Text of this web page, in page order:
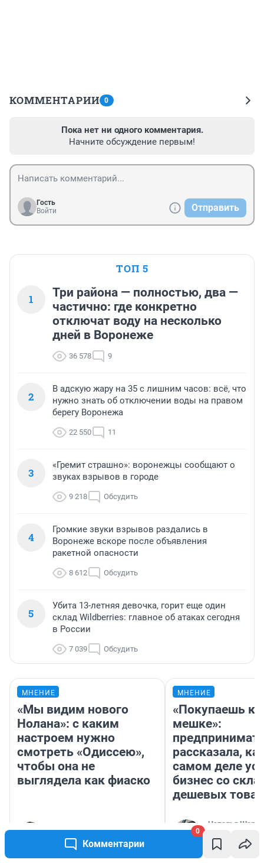
Комментарии
0
КОММЕНТАРИИ 0
Пока нет ни одного комментария.
Начните обсуждение первым!
Гость
Войти
Отправить
ТОП 5
1
Три района — полностью, два —
частично: где конкретно
отключат воду на несколько
дней в Воронеже
36 578 9
2
В адскую жару на 35 с лишним часов: всё, что
нужно знать об отключении воды на правом
берегу Воронежа
22 550 11
3
«Гремит страшно»: воронежцы сообщают о
звуках взрывов в городе
9 218 Обсудить
4
Громкие звуки взрывов раздались в
Воронеже вскоре после объявления
ракетной опасности
8 612 Обсудить
5
Убита 13-летняя девочка, горит еще один
склад Wildberries: главное об атаках сегодня
в России
7 039 Обсудить
МНЕНИЕ
«Мы видим нового
Нолана»: с каким
настроем нужно
смотреть «Одиссею»,
чтобы она не
выглядела как фиаско
Надежда Губарь
МНЕНИЕ
«Покупаешь
мешке»:
рассказала,
самом деле
бизнес со
дешевых
Наталья
деньги